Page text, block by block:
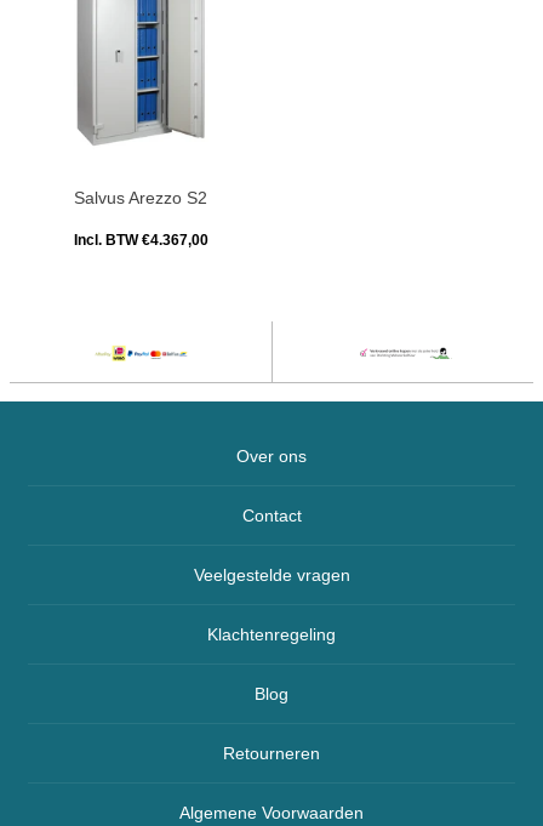
Salvus Arezzo S2
Incl. BTW €4.367,00
Over ons
Contact
Veelgestelde vragen
Klachtenregeling
Blog
Retourneren
Algemene Voorwaarden